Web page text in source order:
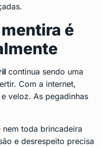
é
continua sendo uma
Com a internet,
veloz. As pegadinhas
toda brincadeira
e desrespeito precisa